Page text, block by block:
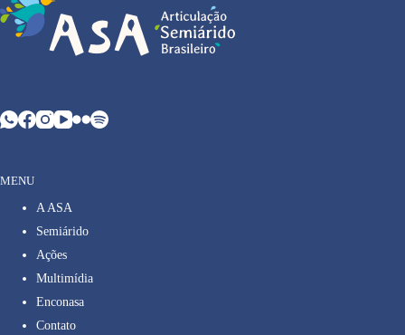
MENU
A ASA
Semiárido
Ações
Multimídia
Enconasa
Contato